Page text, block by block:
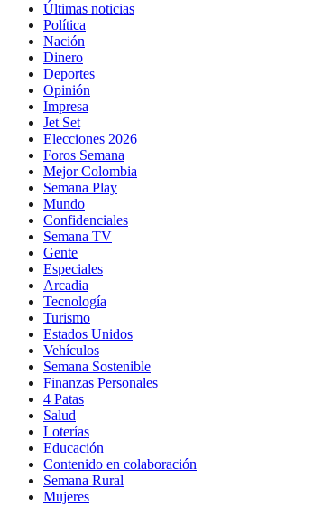
Últimas noticias
Política
Nación
Dinero
Deportes
Opinión
Impresa
Jet Set
Elecciones 2026
Foros Semana
Mejor Colombia
Semana Play
Mundo
Confidenciales
Semana TV
Gente
Especiales
Arcadia
Tecnología
Turismo
Estados Unidos
Vehículos
Semana Sostenible
Finanzas Personales
4 Patas
Salud
Loterías
Educación
Contenido en colaboración
Semana Rural
Mujeres